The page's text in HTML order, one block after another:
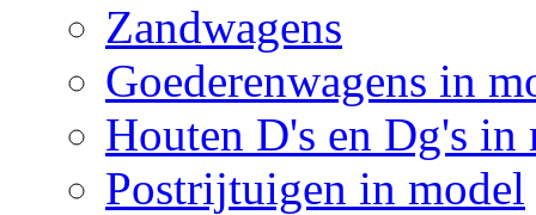
Zandwagens
Goederenwagens in
Houten D's en Dg's in
Postrijtuigen in model